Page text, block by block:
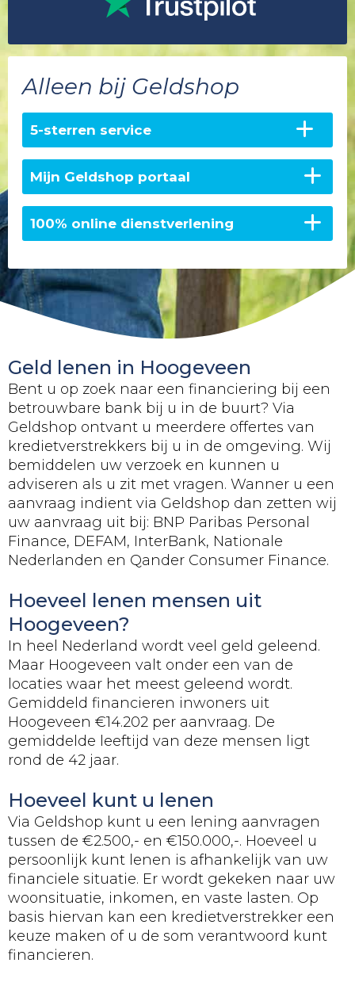
Alleen bij Geldshop
5-sterren service
Mijn Geldshop portaal
100% online dienstverlening
Geld lenen in Hoogeveen
Bent u op zoek naar een financiering bij een
betrouwbare bank bij u in de buurt? Via
Geldshop ontvant u meerdere offertes van
kredietverstrekkers bij u in de omgeving. Wij
bemiddelen uw verzoek en kunnen u
adviseren als u zit met vragen. Wanner u een
aanvraag indient via Geldshop dan zetten wij
uw aanvraag uit bij: BNP Paribas Personal
Finance, DEFAM, InterBank, Nationale
Nederlanden en Qander Consumer Finance.
Hoeveel lenen mensen uit
Hoogeveen?
In heel Nederland wordt veel geld geleend.
Maar Hoogeveen valt onder een van de
locaties waar het meest geleend wordt.
Gemiddeld financieren inwoners uit
Hoogeveen €14.202 per aanvraag. De
gemiddelde leeftijd van deze mensen ligt
rond de 42 jaar.
Hoeveel kunt u lenen
Via Geldshop kunt u een lening aanvragen
tussen de €2.500,- en €150.000,-. Hoeveel u
persoonlijk kunt lenen is afhankelijk van uw
financiele situatie. Er wordt gekeken naar uw
woonsituatie, inkomen, en vaste lasten. Op
basis hiervan kan een kredietverstrekker een
keuze maken of u de som verantwoord kunt
financieren.